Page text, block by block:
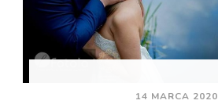
14 MARCA 2020